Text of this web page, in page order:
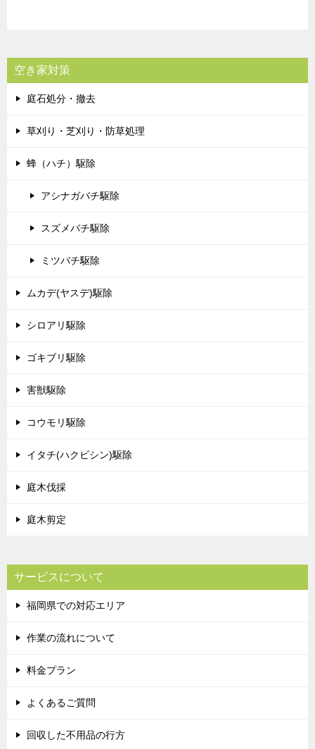
空き家対策
庭石処分・撤去
草刈り・芝刈り・防草処理
蜂（ハチ）駆除
アシナガバチ駆除
スズメバチ駆除
ミツバチ駆除
ムカデ(ヤスデ)駆除
シロアリ駆除
ゴキブリ駆除
害獣駆除
コウモリ駆除
イタチ(ハクビシン)駆除
庭木伐採
庭木剪定
サービスについて
福岡県での対応エリア
作業の流れについて
料金プラン
よくあるご質問
回収した不用品の行方